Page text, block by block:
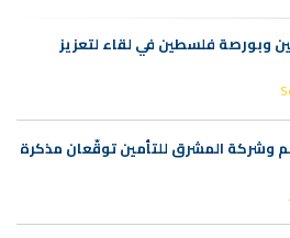
وبورصة فلسطين في لقاء لتعزيز
وشركة المشرق للتأمين توقّعان مذكرة